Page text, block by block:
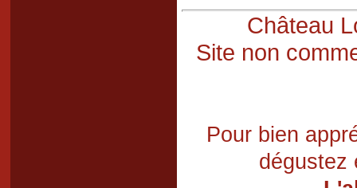
Château
Site non
Pour bien
dégustez